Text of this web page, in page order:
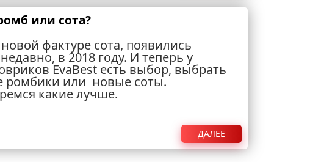
или сота?
фактуре сота, появились
в 2018 году. И теперь у
EvaBest есть выбор, выбрать
ромбики или новые соты.
какие лучше.
ДАЛЕЕ